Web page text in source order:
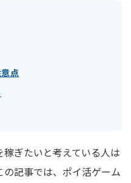
点
ぎたいと考えている人は
記事では、ポイ活ゲーム